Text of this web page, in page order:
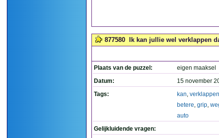
877580 Ik kan jullie wel verklappen
Plaats van de puzzel:
eigen maaksel
Datum:
15 november
Tags:
kan, verklappen
betere, grip,
auto
Gelijkluidende vragen: